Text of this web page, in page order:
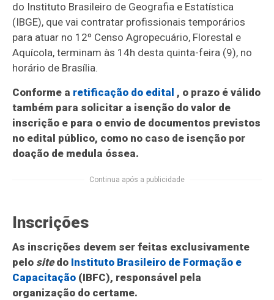
do Instituto Brasileiro de Geografia e Estatística
(IBGE), que vai contratar profissionais temporários
para atuar no 12º Censo Agropecuário, Florestal e
Aquícola, terminam às 14h desta quinta-feira (9), no
horário de Brasília.
Conforme a retificação do edital , o prazo é válido
também para solicitar a isenção do valor de
inscrição e para o envio de documentos previstos
no edital público, como no caso de isenção por
doação de medula óssea.
Continua após a publicidade
Inscrições
As inscrições devem ser feitas exclusivamente
pelo sitedo Instituto Brasileiro de Formação e
Capacitação (IBFC), responsável pela
organização do certame.